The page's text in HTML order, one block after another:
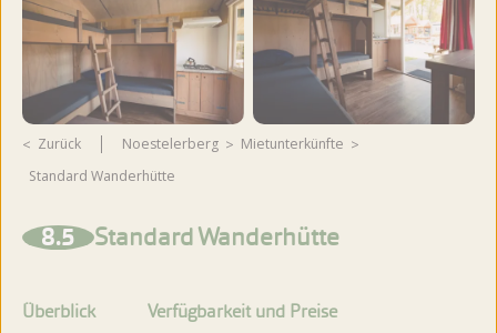
Zurück Noestelerberg
Mietunterkünfte
Standard Wanderhütte
8.5 Standard Wanderhütte
Überblick
Verfügbarkeit und Preise